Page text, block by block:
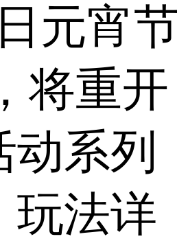
元宵
，将重开
动系列
玩法详